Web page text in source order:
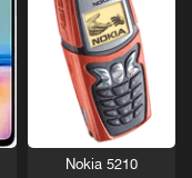
Nokia 5210